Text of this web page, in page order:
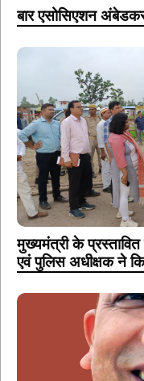
बार एसोसिएशन
मुख्यमंत्री के प्रस्तावित
एवं पुलिस अधीक्षक ने